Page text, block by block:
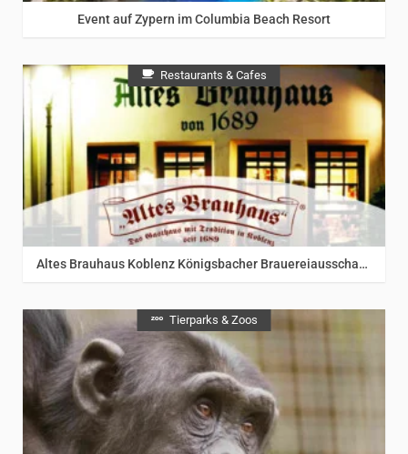
Event auf Zypern im Columbia Beach Resort
Restaurants & Cafes
Altes Brauhaus Koblenz Königsbacher Brauereiausschank.Traditionelles Brauhaus seit 1689
Tierparks & Zoos